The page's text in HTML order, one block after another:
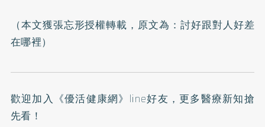
（本文獲張忘形授權轉載，原文為： 討好跟對人好差
在哪裡）
歡迎加入 《優活健康網》line好友 ，更多醫療新知搶
先看！